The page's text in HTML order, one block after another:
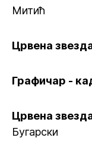
Митић
Црвена
Графичар -
Црвена
Бугарски